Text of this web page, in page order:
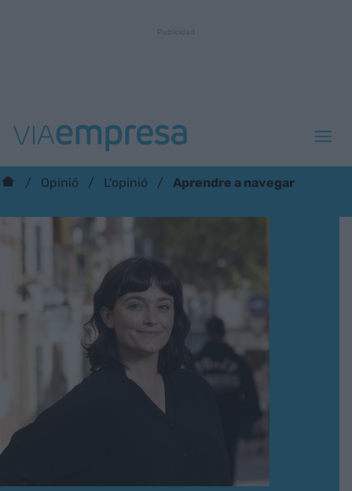
Opinió L'opinió Aprendre a navegar